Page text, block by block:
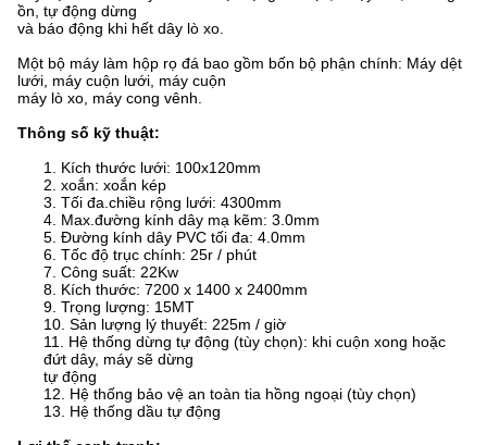
ồn, tự động dừng
và báo động khi hết dây lò xo.
Một bộ máy làm hộp rọ đá bao gồm bốn bộ phận chính: Máy dệt
lưới, máy cuộn lưới, máy cuộn
máy lò xo, máy cong vênh.
Thông số kỹ thuật:
1. Kích thước lưới: 100x120mm
2. xoắn: xoắn kép
3. Tối đa.chiều rộng lưới: 4300mm
4. Max.đường kính dây mạ kẽm: 3.0mm
5. Đường kính dây PVC tối đa: 4.0mm
6. Tốc độ trục chính: 25r / phút
7. Công suất: 22Kw
8. Kích thước: 7200 x 1400 x 2400mm
9. Trọng lượng: 15MT
10. Sản lượng lý thuyết: 225m / giờ
11. Hệ thống dừng tự động (tùy chọn): khi cuộn xong hoặc
đứt dây, máy sẽ dừng
tự động
12. Hệ thống bảo vệ an toàn tia hồng ngoại (tùy chọn)
13. Hệ thống dầu tự động